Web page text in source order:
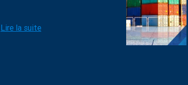
Lire la suite